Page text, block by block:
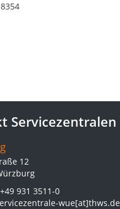
Servicezentralen
12
+49 931 3511-0
wue[at]thws.de